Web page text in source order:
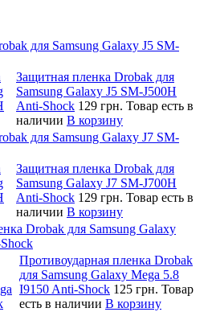
для Samsung Galaxy J5 SM-
Защитная пленка Drobak для
Samsung Galaxy J5 SM-J500H
Anti-Shock 129 грн. Товар есть в
наличии В корзину
для Samsung Galaxy J7 SM-
Защитная пленка Drobak для
Samsung Galaxy J7 SM-J700H
Anti-Shock 129 грн. Товар есть в
наличии В корзину
Drobak для Samsung Galaxy
Противоударная пленка Drobak
для Samsung Galaxy Mega 5.8
I9150 Anti-Shock 125 грн. Товар
есть в наличии В корзину